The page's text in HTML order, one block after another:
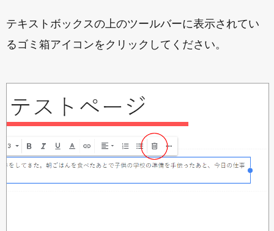
テキストボックスの上のツールバーに表示されてい
るゴミ箱アイコンをクリックしてください。